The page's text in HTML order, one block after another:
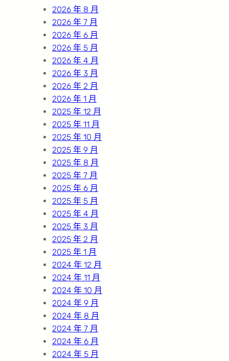
2026 年 8 月
2026 年 7 月
2026 年 6 月
2026 年 5 月
2026 年 4 月
2026 年 3 月
2026 年 2 月
2026 年 1 月
2025 年 12 月
2025 年 11 月
2025 年 10 月
2025 年 9 月
2025 年 8 月
2025 年 7 月
2025 年 6 月
2025 年 5 月
2025 年 4 月
2025 年 3 月
2025 年 2 月
2025 年 1 月
2024 年 12 月
2024 年 11 月
2024 年 10 月
2024 年 9 月
2024 年 8 月
2024 年 7 月
2024 年 6 月
2024 年 5 月